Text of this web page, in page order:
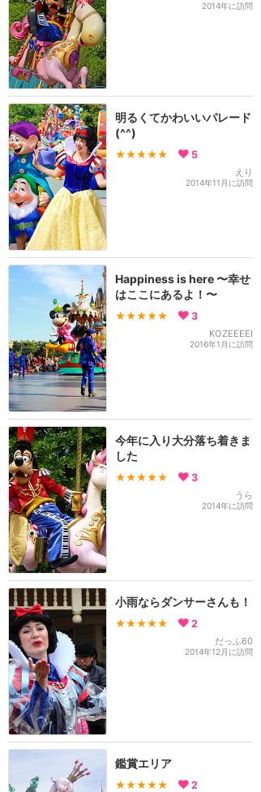
2014年に訪問
明るくてかわいいパレード
(^^)
★★★★★ 5
えり
2014年11月に訪問
Happiness is here 〜幸せ
はここにあるよ！〜
★★★★★ 3
KOZEEEEI
2016年1月に訪問
今年に入り大分落ち着きま
した
★★★★★ 3
うら
2014年に訪問
小雨ならダンサーさんも！
★★★★★ 2
だっふ60
2014年12月に訪問
鑑賞エリア
★★★★★ 2